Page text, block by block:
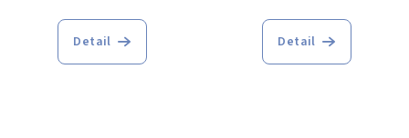
Detail Detail